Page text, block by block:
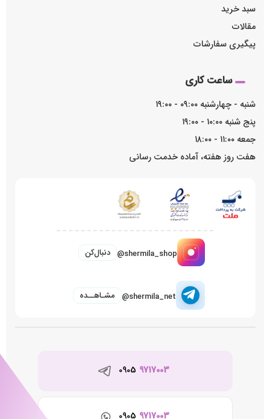
سبد خرید
مقالات
پیگیری سفارشات
ساعت کاری
شنبه - چهارشنبه ۰۹:۰۰ - ۱۹:۰۰
پنج شنبه ۱۰:۰۰ - ۱۹:۰۰
جمعه ۱۱:۰۰ - ۱۸:۰۰
هفت روز هفته، آماده خدمت رسانی
@shermila_shop دنبال‌کن
@shermila_net مشـاهــده
0905 9717003